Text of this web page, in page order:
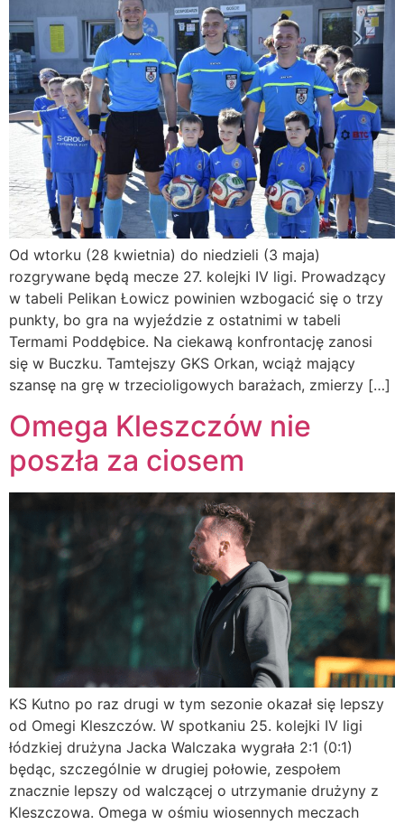
Od wtorku (28 kwietnia) do niedzieli (3 maja)
rozgrywane będą mecze 27. kolejki IV ligi. Prowadzący
w tabeli Pelikan Łowicz powinien wzbogacić się o trzy
punkty, bo gra na wyjeździe z ostatnimi w tabeli
Termami Poddębice. Na ciekawą konfrontację zanosi
się w Buczku. Tamtejszy GKS Orkan, wciąż mający
szansę na grę w trzecioligowych barażach, zmierzy […]
Omega Kleszczów nie
poszła za ciosem
KS Kutno po raz drugi w tym sezonie okazał się lepszy
od Omegi Kleszczów. W spotkaniu 25. kolejki IV ligi
łódzkiej drużyna Jacka Walczaka wygrała 2:1 (0:1)
będąc, szczególnie w drugiej połowie, zespołem
znacznie lepszy od walczącej o utrzymanie drużyny z
Kleszczowa. Omega w ośmiu wiosennych meczach